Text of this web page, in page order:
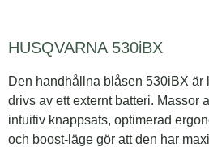
HUSQVARNA 530iBX
Den handhållna blåsen 530iBX är
drivs av ett externt batteri. Massor
intuitiv knappsats, optimerad
och boost-läge gör att den har